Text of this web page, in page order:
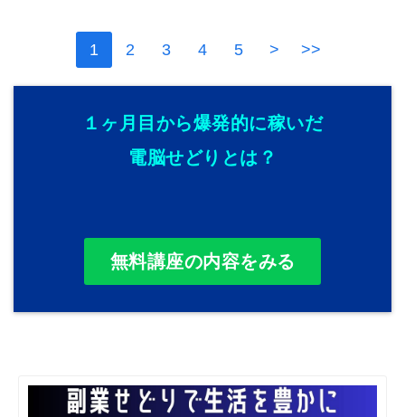
1 2 3 4 5 > >>
１ヶ月目から爆発的に稼いだ
電脳せどりとは？
無料講座の内容をみる